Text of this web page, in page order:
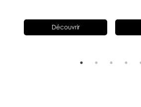
Découvrir